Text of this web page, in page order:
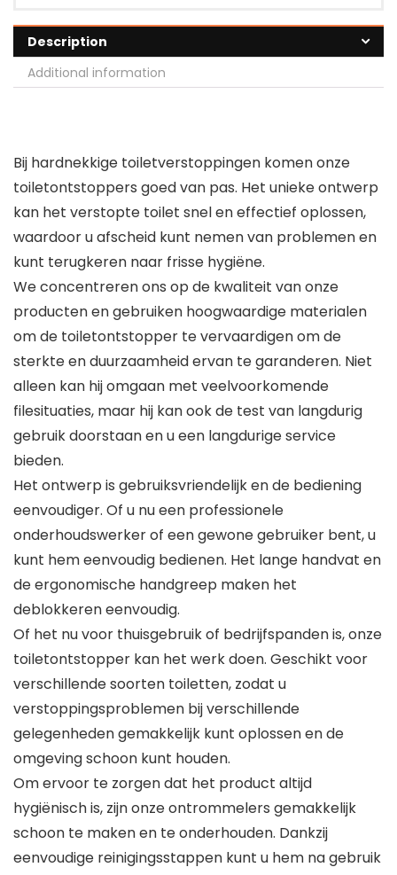
Description
Additional information
Bij hardnekkige toiletverstoppingen komen onze
toiletontstoppers goed van pas. Het unieke ontwerp
kan het verstopte toilet snel en effectief oplossen,
waardoor u afscheid kunt nemen van problemen en
kunt terugkeren naar frisse hygiëne.
We concentreren ons op de kwaliteit van onze
producten en gebruiken hoogwaardige materialen
om de toiletontstopper te vervaardigen om de
sterkte en duurzaamheid ervan te garanderen. Niet
alleen kan hij omgaan met veelvoorkomende
filesituaties, maar hij kan ook de test van langdurig
gebruik doorstaan en u een langdurige service
bieden.
Het ontwerp is gebruiksvriendelijk en de bediening
eenvoudiger. Of u nu een professionele
onderhoudswerker of een gewone gebruiker bent, u
kunt hem eenvoudig bedienen. Het lange handvat en
de ergonomische handgreep maken het
deblokkeren eenvoudig.
Of het nu voor thuisgebruik of bedrijfspanden is, onze
toiletontstopper kan het werk doen. Geschikt voor
verschillende soorten toiletten, zodat u
verstoppingsproblemen bij verschillende
gelegenheden gemakkelijk kunt oplossen en de
omgeving schoon kunt houden.
Om ervoor te zorgen dat het product altijd
hygiënisch is, zijn onze ontrommelers gemakkelijk
schoon te maken en te onderhouden. Dankzij
eenvoudige reinigingsstappen kunt u hem na gebruik